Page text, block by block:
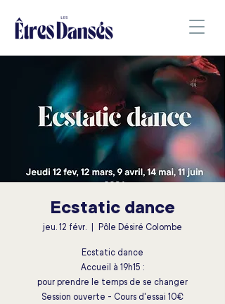
Ecstatic dance
jeu. 12 févr. Pôle Désiré Colombe
Ecstatic dance
Accueil à 19h15 :
pour prendre le temps de se changer
Session ouverte - Cours d'essai 10€